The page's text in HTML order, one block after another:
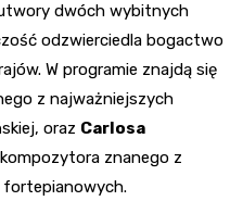
dwóch wybitnych
odzwierciedla bogactwo
W programie znajdą się
z najważniejszych
oraz Carlosa
znanego z
fortepianowych.